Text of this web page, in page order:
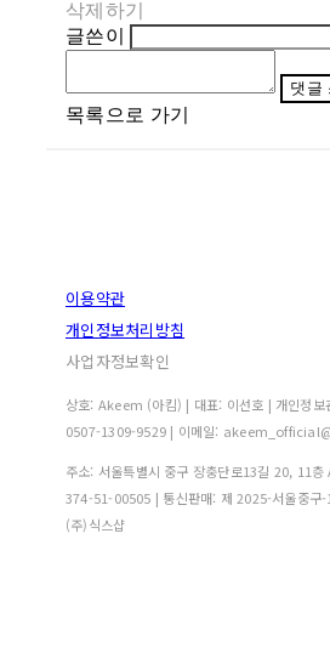
삭제하기
글쓴이
댓글
목록으로 가기
이용약관
개인정보처리방침
사업자정보확인
상호: Akeem (아킴) | 대표: 이선호 | 개인정보
0507-1309-9529 | 이메일:
주소: 서울특별시 중구 장충단로13길 20, 11층
374-51-00505 | 통신판매: 제 2025-서울중구
(주)식스샵